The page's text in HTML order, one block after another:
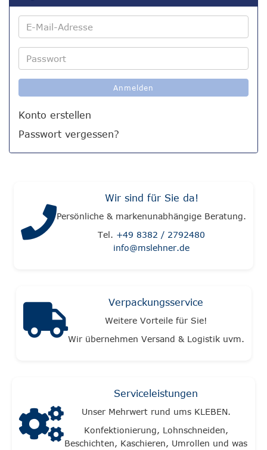
E-
Mail-
Passwort
Anmelden
Konto erstellen
Passwort vergessen?
Wir sind für Sie da!
Persönliche & markenunabhängige Beratung.
Tel. +49 8382 / 2792480
info@mslehner.de
Verpackungsservice
Weitere Vorteile für Sie!
Wir übernehmen Versand & Logistik uvm.
Serviceleistungen
Unser Mehrwert rund ums KLEBEN.
Konfektionierung, Lohnschneiden,
Beschichten, Kaschieren, Umrollen und was